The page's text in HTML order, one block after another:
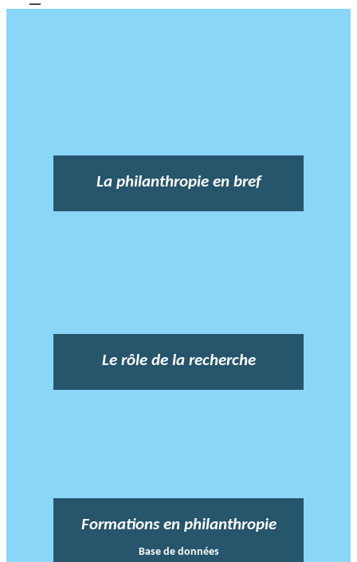
La philanthropie en bref
Le rôle de la recherche
Formations en philanthropie
Base de données